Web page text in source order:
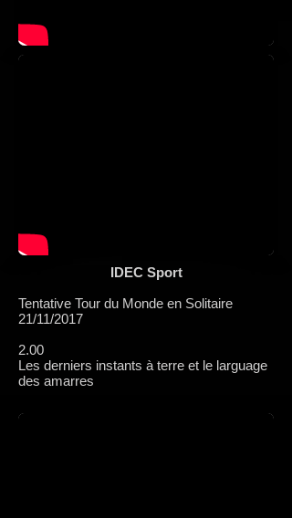
IDEC Sport
Tentative Tour du Monde en Solitaire
21/11/2017
2.00
Les derniers instants à terre et le larguage
des amarres